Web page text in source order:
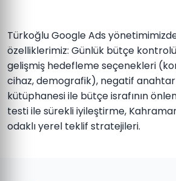
Türkoğlu Google Ads
özelliklerimiz: Günlük bütçe
gelişmiş hedefleme seçenekleri
cihaz, demografik), negatif
kütüphanesi ile bütçe israfının
testi ile sürekli iyileştirme,
odaklı yerel teklif stratejileri.